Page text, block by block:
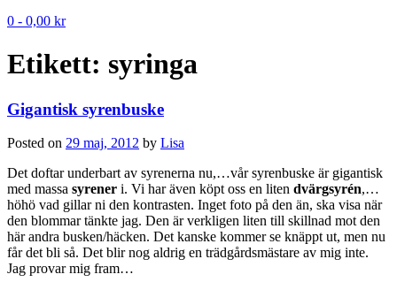
0 - 0,00 kr
Etikett: syringa
Gigantisk syrenbuske
Posted on 29 maj, 2012 by Lisa
Det doftar underbart av syrenerna nu,…vår syrenbuske är gigantisk
med massa syrener i. Vi har även köpt oss en liten dvärgsyrén,…
höhö vad gillar ni den kontrasten. Inget foto på den än, ska visa när
den blommar tänkte jag. Den är verkligen liten till skillnad mot den
här andra busken/häcken. Det kanske kommer se knäppt ut, men nu
får det bli så. Det blir nog aldrig en trädgårdsmästare av mig inte.
Jag provar mig fram…